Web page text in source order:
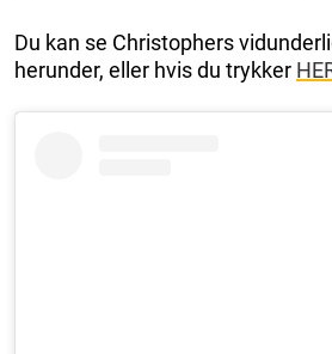
Du kan se Christophers
herunder, eller hvis du trykker